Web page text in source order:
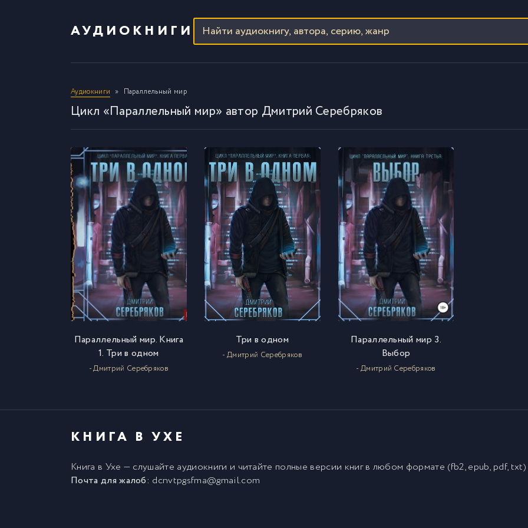
АУДИОКНИГИ
Аудиокниги Параллельный мир
Цикл «Параллельный мир» автор Дмитрий Серебряков
Параллельный мир. Книга
1. Три в одном
- Дмитрий Серебряков
Три в одном
- Дмитрий Серебряков
Параллельный мир 3.
Выбор
- Дмитрий Серебряков
КНИГА В УХЕ
Книга в Ухе — слушайте аудиокниги и читайте полные версии книгв любом формате (fb2, epub, pdf,
Почта для жалоб: dcnvtpgsfma@gmail.com